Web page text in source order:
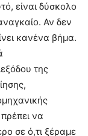
είναι δύσκολο
Αν δεν
κανένα βήμα.
της
να
σε ό,τι ξέραμε